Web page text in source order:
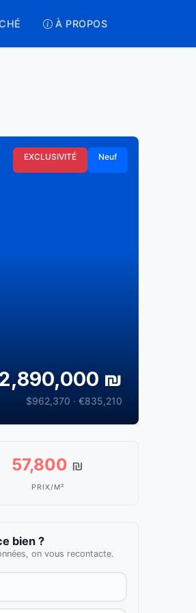
À PROPOS
EXCLUSIVITÉ Neuf
2,890,000 ₪
$962,370 · €835,210
57,800 ₪
PRIX/M²
bien ?
on vous recontacte.